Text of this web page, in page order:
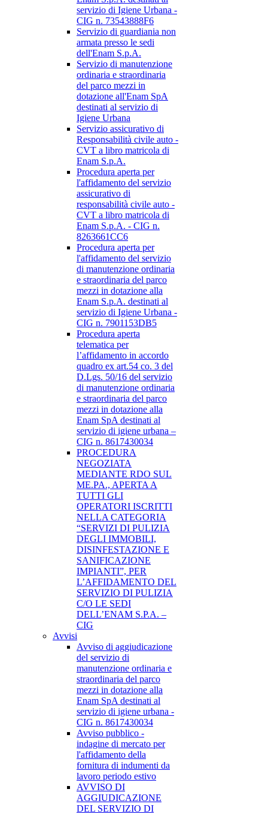
servizio di Igiene Urbana -
CIG n. 73543888F6
Servizio di guardiania non
armata presso le sedi
dell'Enam S.p.A.
Servizio di manutenzione
ordinaria e straordinaria
del parco mezzi in
dotazione all'Enam SpA
destinati al servizio di
Igiene Urbana
Servizio assicurativo di
Responsabilità civile auto -
CVT a libro matricola di
Enam S.p.A.
Procedura aperta per
l'affidamento del servizio
assicurativo di
responsabilità civile auto -
CVT a libro matricola di
Enam S.p.A. - CIG n.
8263661CC6
Procedura aperta per
l'affidamento del servizio
di manutenzione ordinaria
e straordinaria del parco
mezzi in dotazione alla
Enam S.p.A. destinati al
servizio di Igiene Urbana -
CIG n. 7901153DB5
Procedura aperta
telematica per
l’affidamento in accordo
quadro ex art.54 co. 3 del
D.Lgs. 50/16 del servizio
di manutenzione ordinaria
e straordinaria del parco
mezzi in dotazione alla
Enam SpA destinati al
servizio di igiene urbana –
CIG n. 8617430034
PROCEDURA
NEGOZIATA
MEDIANTE RDO SUL
ME.PA., APERTA A
TUTTI GLI
OPERATORI ISCRITTI
NELLA CATEGORIA
“SERVIZI DI PULIZIA
DEGLI IMMOBILI,
DISINFESTAZIONE E
SANIFICAZIONE
IMPIANTI”, PER
L’AFFIDAMENTO DEL
SERVIZIO DI PULIZIA
C/O LE SEDI
DELL’ENAM S.P.A. –
CIG
Avvisi
Avviso di aggiudicazione
del servizio di
manutenzione ordinaria e
straordinaria del parco
mezzi in dotazione alla
Enam SpA destinati al
servizio di igiene urbana -
CIG n. 8617430034
Avviso pubblico -
indagine di mercato per
l'affidamento della
fornitura di indumenti da
lavoro periodo estivo
AVVISO DI
AGGIUDICAZIONE
DEL SERVIZIO DI